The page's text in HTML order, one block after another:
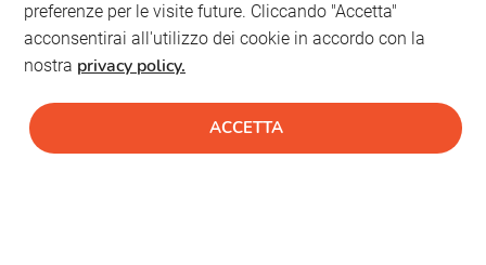
preferenze per le visite future. Cliccando "Accetta"
acconsentirai all'utilizzo dei cookie in accordo con la
nostra privacy policy.
ACCETTA